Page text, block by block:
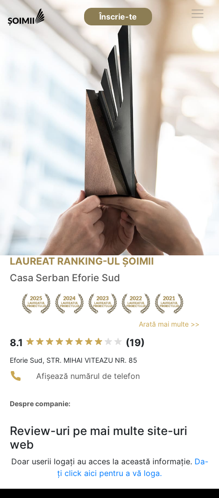
Înscrie-te
LAUREAT RANKING-UL ȘOIMII
Casa Serban Eforie Sud
Arată mai multe >>
8.1 (19)
Eforie Sud, STR. MIHAI VITEAZU NR. 85
Afișează numărul de telefon
Despre companie:
Review-uri pe mai multe site-uri
web
Doar userii logați au acces la această informație. Da-
ți click aici pentru a vă loga.